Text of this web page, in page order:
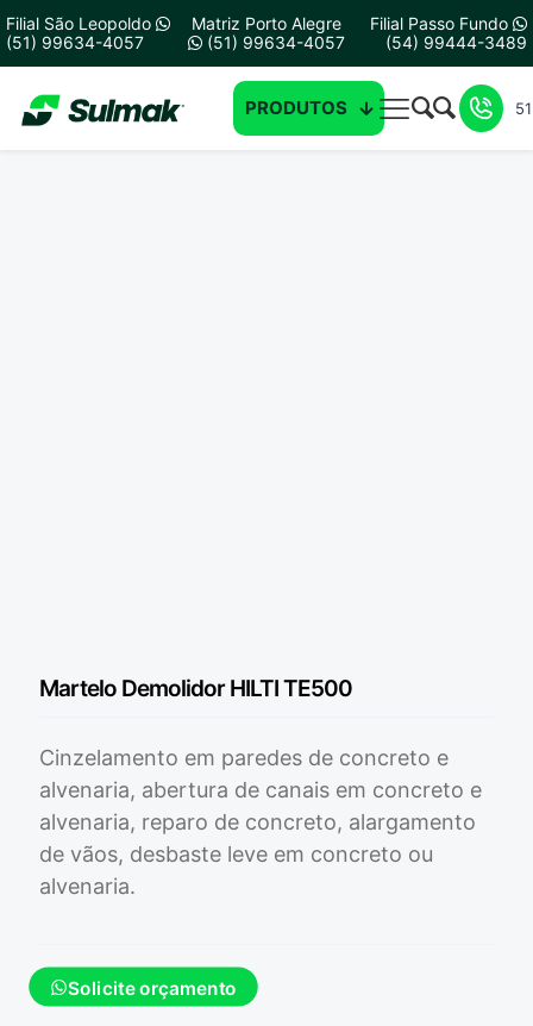
Filial São Leopoldo
(51) 99634-4057
Matriz Porto Alegre
(51) 99634-4057
Filial Passo Fundo
(54) 99444-3489
PRODUTOS
Martelo Demolidor HILTI TE500
Cinzelamento em paredes de concreto e
alvenaria, abertura de canais em concreto e
alvenaria, reparo de concreto, alargamento
de vãos, desbaste leve em concreto ou
alvenaria.
Solicite orçamento